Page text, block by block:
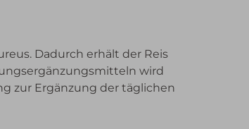
Dadurch erhält der Reis
wird
zur Ergänzung der täglichen